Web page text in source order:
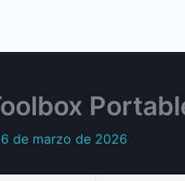
6 de marzo de 2026